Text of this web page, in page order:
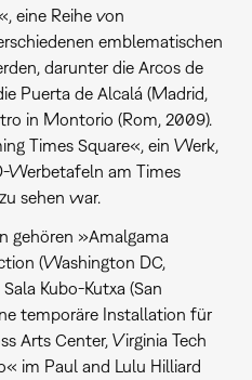
eine Reihe von
emblematischen
darunter die Arcos de
Puerta de Alcalá (Madrid,
in Montorio (Rom, 2009).
Times Square«, ein Werk,
Werbetafeln am Times
sehen war.
gehören »Amalgama
(Washington DC,
Kubo-Kutxa (San
temporäre Installation für
Arts Center, Virginia Tech
im Paul and Lulu Hilliard